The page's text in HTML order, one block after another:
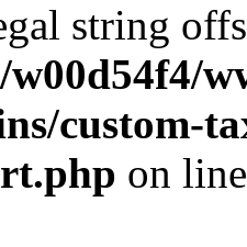
string
custom-
on